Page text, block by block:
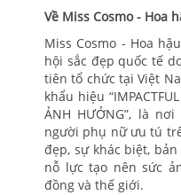
Về Miss Cosmo - Hoa
Miss Cosmo - Hoa
hội sắc đẹp quốc tế
tiên tổ chức tại Việt
khẩu hiệu
ẢNH HƯỞNG”, là
người phụ nữ ưu tú
đẹp, sự khác biệt,
nỗ lực tạo nên sức
đồng và thế giới.